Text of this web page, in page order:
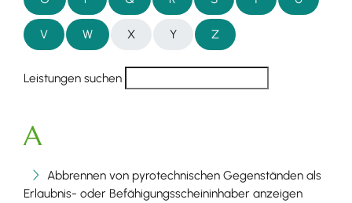
V W X Y Z
Leistungen suchen
A
Abbrennen von pyrotechnischen Gegenständen als
Erlaubnis- oder Befähigungsscheininhaber anzeigen